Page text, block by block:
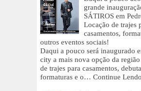
grande
SÁTIROS em
Locação de trajes
casamentos,
outros eventos sociais!
Daqui a pouco será inaugurado
city a mais nova opção da
de trajes para casamentos,
formaturas e o… Continue Lendo